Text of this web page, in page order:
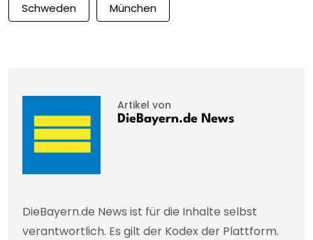
Schweden München
Artikel von
DieBayern.de News
DieBayern.de News ist für die Inhalte selbst
verantwortlich. Es gilt der Kodex der Plattform.